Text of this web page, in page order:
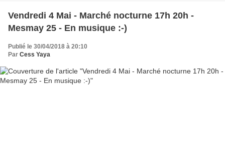
Vendredi 4 Mai - Marché nocturne 17h 20h -
Mesmay 25 - En musique :-)
Publié le 30/04/2018 à 20:10
Par Cess Yaya